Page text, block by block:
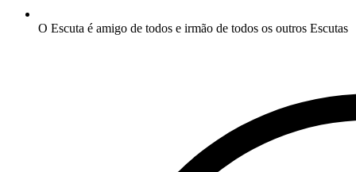
O Escuta é amigo de todos e irmão de todos os outros Escutas